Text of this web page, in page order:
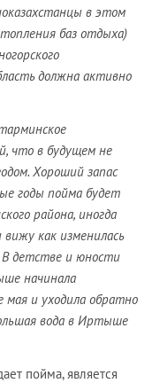
в этом
баз отдыха)
должна активно
что в будущем не
Хороший запас
годы пойма будет
района, иногда
как изменилась
детстве и юности
начинала
мая и уходила обратно
вода в Иртыше
пойма, является